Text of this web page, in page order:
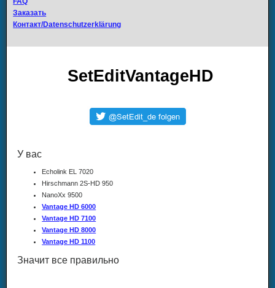
Заказать
Контакт/Datenschutzerklärung
SetEditVantageHD
У вас
Echolink EL 7020
Hirschmann 2S-HD 950
NanoXx 9500
Vantage HD 6000
Vantage HD 7100
Vantage HD 8000
Vantage HD 1100
Значит все правильно